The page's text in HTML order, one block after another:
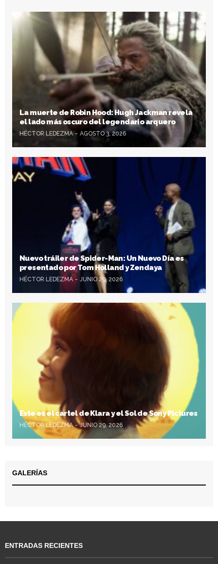
La muerte de Robin Hood: Hugh Jackman revela
el lado más oscuro del legendario arquero
HÉCTOR LEDEZMA AGOSTO 3, 2026
Nuevo tráiler de Spider-Man: Un Nuevo Día es
presentado por Tom Holland y Zendaya
HÉCTOR LEDEZMA JUNIO 29, 2026
Este es el cartel de Klara y el Sol de Sony Pictures
HÉCTOR LEDEZMA JUNIO 29, 2026
GALERÍAS
ENTRADAS RECIENTES